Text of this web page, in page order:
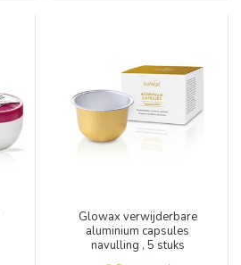
Glowax verwijderbare
aluminium capsules
navulling , 5 stuks